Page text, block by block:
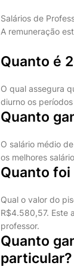
Salários de
A remuneração
Quanto é
O qual assegura
diurno os
Quanto
O salário médio
os melhores
Quanto
Qual o valor do
R$4.580,57. Este
professor.
Quanto
particular?